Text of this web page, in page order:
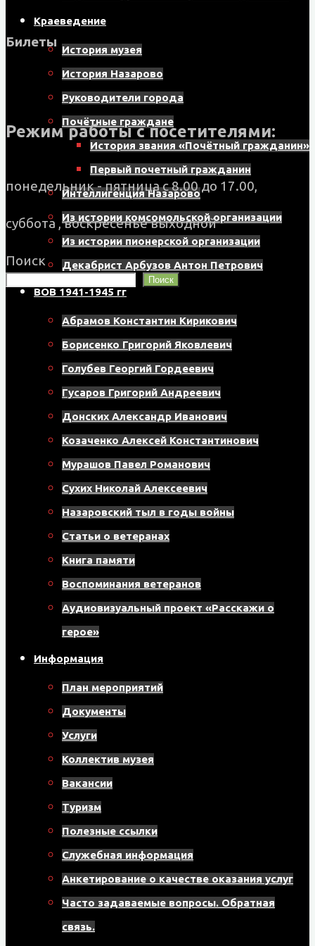
Краеведение
История музея
История Назарово
Руководители города
Почётные граждане
История звания «Почётный гражданин»
Первый почетный гражданин
Интеллигенция Назарово
Из истории комсомольской организации
Из истории пионерской организации
Декабрист Арбузов Антон Петрович
ВОВ 1941-1945 гг
Абрамов Константин Кирикович
Борисенко Григорий Яковлевич
Голубев Георгий Гордеевич
Гусаров Григорий Андреевич
Донских Александр Иванович
Козаченко Алексей Константинович
Мурашов Павел Романович
Сухих Николай Алексеевич
Назаровский тыл в годы войны
Статьи о ветеранах
Книга памяти
Воспоминания ветеранов
Аудиовизуальный проект «Расскажи о
герое»
Информация
План мероприятий
Документы
Услуги
Коллектив музея
Вакансии
Туризм
Полезные ссылки
Служебная информация
Анкетирование о качестве оказания услуг
Часто задаваемые вопросы. Обратная
связь.
Билеты
Режим работы с посетителями:
понедельник - пятница с 8.00 до 17.00,
суббота , воскресенье выходной
Поиск
Поиск